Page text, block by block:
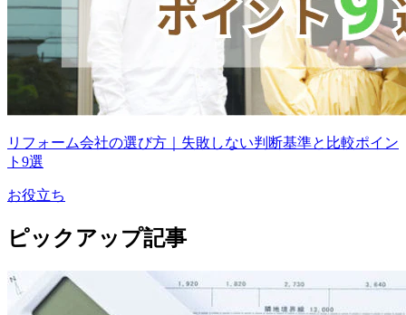
リフォーム会社の選び方｜失敗しない判断基準と比較ポイン
ト9選
お役立ち
ピックアップ記事